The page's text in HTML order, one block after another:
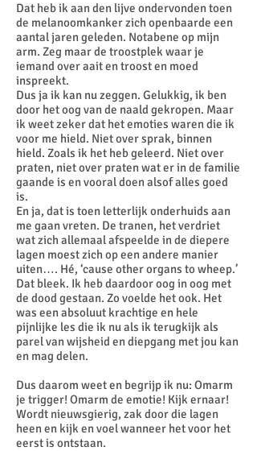
Dat heb ik aan den lijve ondervonden toen
de melanoomkanker zich openbaarde een
aantal jaren geleden. Notabene op mijn
arm. Zeg maar de troostplek waar je
iemand over aait en troost en moed
inspreekt.
Dus ja ik kan nu zeggen. Gelukkig, ik ben
door het oog van de naald gekropen. Maar
ik weet zeker dat het emoties waren die ik
voor me hield. Niet over sprak, binnen
hield. Zoals ik het heb geleerd. Niet over
praten, niet over praten wat er in de familie
gaande is en vooral doen alsof alles goed
is.
En ja, dat is toen letterlijk onderhuids aan
me gaan vreten. De tranen, het verdriet
wat zich allemaal afspeelde in de diepere
lagen moest zich op een andere manier
uiten…. Hé, ‘cause other organs to wheep.’
Dat bleek. Ik heb daardoor oog in oog met
de dood gestaan. Zo voelde het ook. Het
was een absoluut krachtige en hele
pijnlijke les die ik nu als ik terugkijk als
parel van wijsheid en diepgang met jou kan
en mag delen.
Dus daarom weet en begrijp ik nu: Omarm
je trigger! Omarm de emotie! Kijk ernaar!
Wordt nieuwsgierig, zak door die lagen
heen en kijk en voel wanneer het voor het
eerst is ontstaan.